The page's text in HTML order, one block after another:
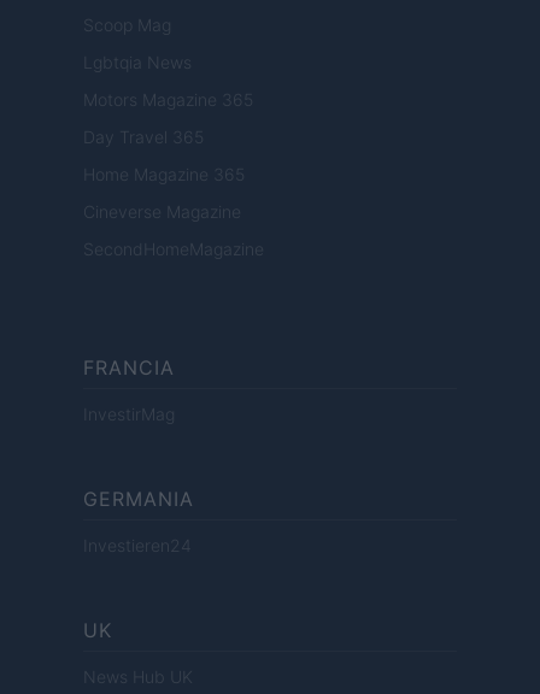
Scoop Mag
Lgbtqia News
Motors Magazine 365
Day Travel 365
Home Magazine 365
Cineverse Magazine
SecondHomeMagazine
FRANCIA
InvestirMag
GERMANIA
Investieren24
UK
News Hub UK